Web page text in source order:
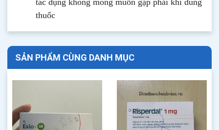
tác dụng không mong muốn gặp phải khi dùng
thuốc
SẢN PHẨM CÙNG DANH MỤC